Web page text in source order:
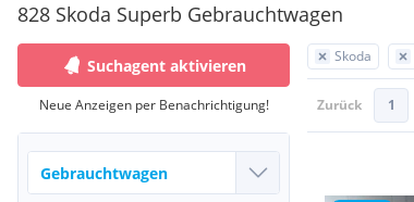
828 Skoda Superb Gebrauchtwagen
Skoda
Zurück 1
Suchagent aktivieren
Neue Anzeigen per Benachrichtigung!